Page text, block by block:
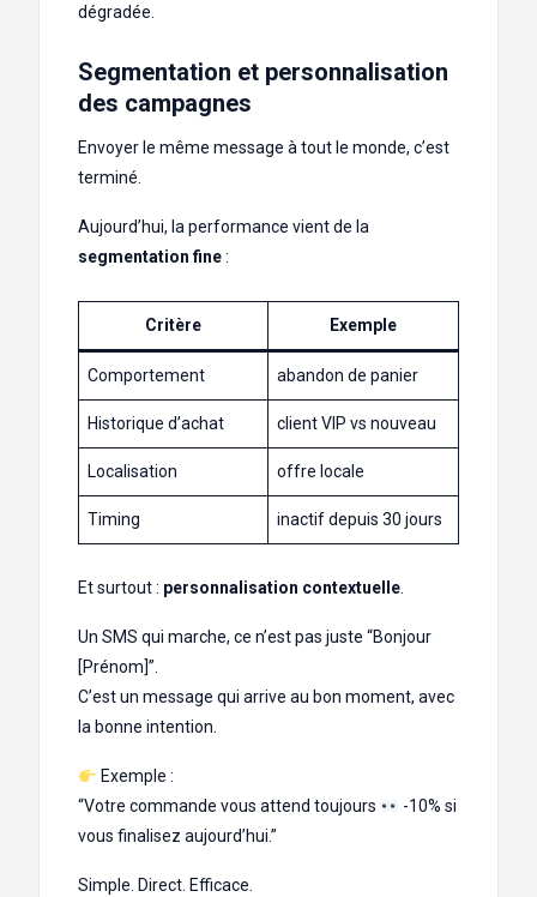
dégradée.
Segmentation et personnalisation
des campagnes
Envoyer le même message à tout le monde, c’est
terminé.
Aujourd’hui, la performance vient de la
segmentation fine:
Critère Exemple
Comportement abandon de panier
Historique d’achat client VIP vs nouveau
Localisation offre locale
Timing inactif depuis 30 jours
Et surtout : personnalisation contextuelle
Un SMS qui marche, ce n’est pas juste “Bonjour
[Prénom]”.
C’est un message qui arrive au bon moment, avec
la bonne intention.
Exemple :
“Votre commande vous attend toujours
-10% si
vous finalisez aujourd’hui.”
Simple. Direct. Efficace.